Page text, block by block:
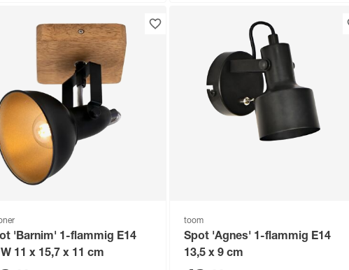
'Barnim' 1-flammig E14
11 x 15,7 x 11 cm
toom
Spot 'Agnes' 1-flammig E14
13,5 x 9 cm